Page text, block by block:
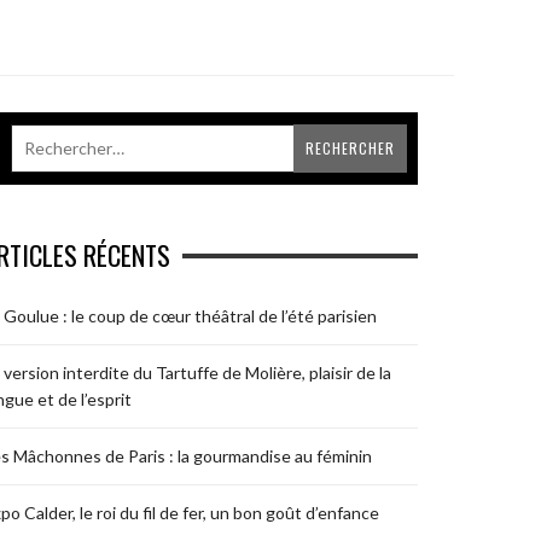
RÉCENTS
Goulue : le coup de cœur théâtral de l’été parisien
version interdite du Tartuffe de Molière, plaisir de la
et de l’esprit
Mâchonnes de Paris : la gourmandise au féminin
Calder, le roi du fil de fer, un bon goût d’enfance